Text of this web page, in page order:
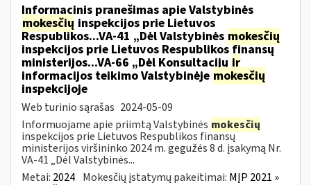
Informacinis pranešimas apie Valstybinės
mokesčių inspekcijos prie Lietuvos
Respublikos...VA-41 „Dėl Valstybinės mokesčių
inspekcijos prie Lietuvos Respublikos finansų
ministerijos...VA-66 „Dėl Konsultacijų ir
informacijos teikimo Valstybinėje mokesčių
inspekcijoje
Web turinio sąrašas 2024-05-09
Informuojame apie priimtą Valstybinės mokesčių
inspekcijos prie Lietuvos Respublikos finansų
ministerijos viršininko 2024 m. gegužės 8 d. įsakymą Nr.
VA-41 „Dėl Valstybinės...
Metai: 2024 Mokesčių įstatymų pakeitimai: MĮP 2021 »